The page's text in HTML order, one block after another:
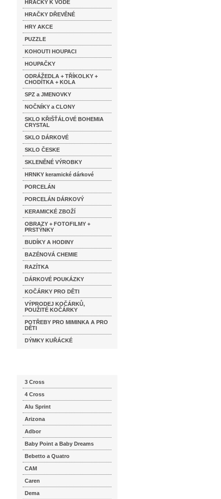
HRAČKY K VODĚ
HRAČKY DŘEVĚNÉ
HRY AKCE
PUZZLE
KOHOUTI HOUPACI
HOUPAČKY
ODRÁŽEDLA + TŘÍKOLKY +
CHODÍTKA + KOLA
SPZ a JMENOVKY
NOČNÍKY a CLONY
SKLO KŘIŠŤÁLOVÉ BOHEMIA
CRYSTAL
SKLO DÁRKOVÉ
SKLO ČESKE
SKLENĚNÉ VÝROBKY
HRNKY keramické dárkové
PORCELÁN
PORCELÁN DÁRKOVÝ
KERAMICKÉ ZBOŽÍ
OBRAZY + FOTOFILMY +
PRSTÝNKY
BUDÍKY A HODINY
BAZÉNOVÁ CHEMIE
RAZÍTKA
DÁRKOVÉ POUKÁZKY
KOČÁRKY PRO DĚTI
VÝPRODEJ KOČÁRKŮ,
POUŽITÉ KOČÁRKY
POTŘEBY PRO MIMINKA A PRO
DĚTI
DÝMKY KUŘÁCKÉ
3 Cross
4 Cross
Alu Sprint
Arizona
Adbor
Baby Point a Baby Dreams
Bebetto a Quatro
CAM
Caren
Dema